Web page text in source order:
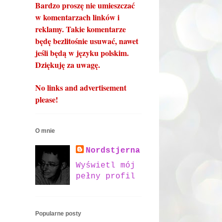
Bardzo proszę nie umieszczać
w komentarzach linków i
reklamy. Takie komentarze
będę bezlitośnie usuwać, nawet
jeśli będą w języku polskim.
Dziękuję za uwagę.
No links and advertisement
please!
O mnie
Nordstjerna
Wyświetl mój
pełny profil
Popularne posty